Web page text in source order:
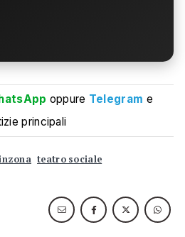
oppure Telegram e
principali
teatro sociale